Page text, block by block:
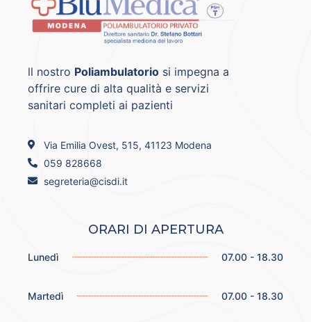
ll nostro Poliambulatorio si impegna a
offrire cure di alta qualità e servizi
sanitari completi ai pazienti
Via Emilia Ovest, 515, 41123 Modena
059 828668
segreteria@cisdi.it
ORARI DI APERTURA
Lunedì 07.00 - 18.30
Martedì 07.00 - 18.30